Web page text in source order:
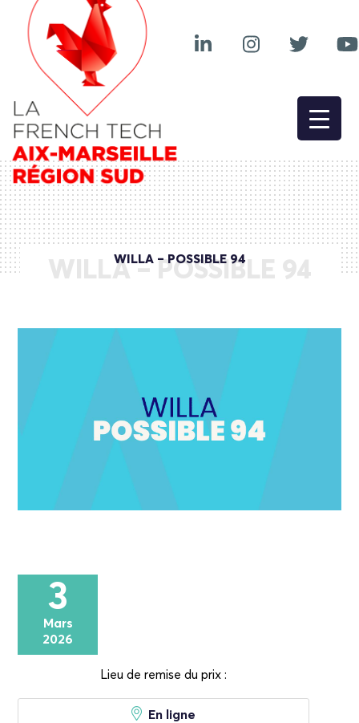
WILLA – POSSIBLE 94
WILLA – POSSIBLE 94
3
Mars
2026
Lieu de remise du prix :
En ligne